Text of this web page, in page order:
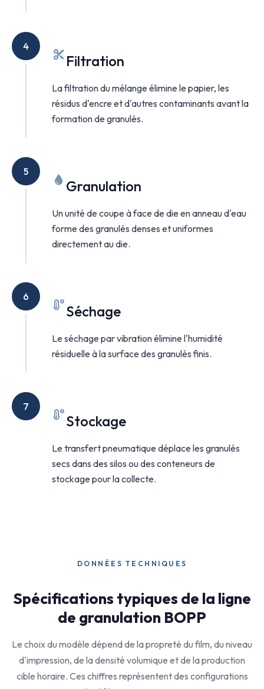
4
Filtration
La filtration du mélange élimine le papier, les
résidus d'encre et d'autres contaminants avant la
formation de granulés.
5
Granulation
Un unité de coupe à face de die en anneau d'eau
forme des granulés denses et uniformes
directement au die.
6
Séchage
Le séchage par vibration élimine l'humidité
résiduelle à la surface des granulés finis.
7
Stockage
Le transfert pneumatique déplace les granulés
secs dans des silos ou des conteneurs de
stockage pour la collecte.
DONNÉES TECHNIQUES
Spécifications typiques de la ligne
de granulation BOPP
Le choix du modèle dépend de la propreté du film, du niveau
d'impression, de la densité volumique et de la production
cible horaire. Ces chiffres représentent des configurations